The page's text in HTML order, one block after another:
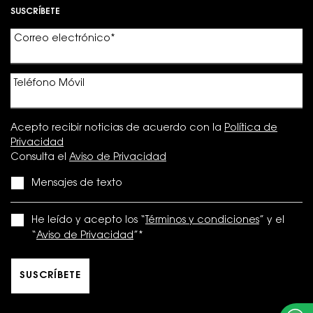
SUSCRÍBETE
Correo electrónico *
Teléfono Móvil
Acepto recibir noticias de acuerdo con la Política de
Privacidad
Consulta el Aviso de Privacidad
Mensajes de texto
He leído y acepto los “ Términos y condiciones ” y el
Aviso de Privacidad *
SUSCRÍBETE